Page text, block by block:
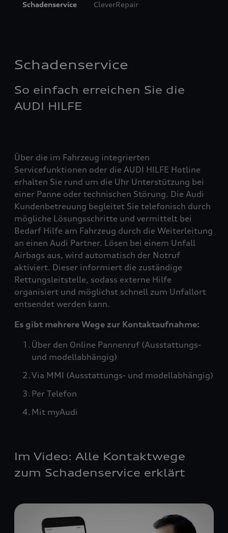
Schadenservice CleverRepair
Schadenservice
So einfach erreichen Sie die
AUDI HILFE
Über die im Fahrzeug integrierten
Servicefunktionen oder die AUDI HILFE Hotline
erhalten Sie rund um die Uhr Unterstützung bei
einer Panne oder technischen Störung. Die Audi
Kundenbetreuung begleitet Sie telefonisch durch
mögliche Lösungsschritte und vermittelt bei
Bedarf Hilfe am Fahrzeug durch die Weiterleitung
an einen Audi Partner. Lösen bei einem Unfall
Airbags aus, wird automatisch der Notruf
aktiviert. Dieser informiert die zuständige
Rettungsleitstelle, sodass externe Hilfe
organisiert und möglichst schnell zum Unfallort
entsendet werden kann.
Es gibt mehrere Wege zur Kontaktaufnahme:
Über den Online Pannenruf (Ausstattungs-
und modellabhängig)
Via MMI (Ausstattungs- und modellabhängig)
Per Telefon
Mit myAudi
Im Video: Alle Kontaktwege
zum Schadenservice erklärt